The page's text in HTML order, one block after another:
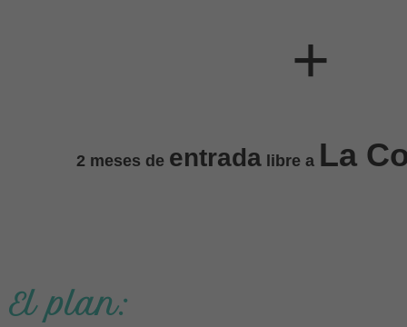
+
2 meses de entrada libre a La
El plan: